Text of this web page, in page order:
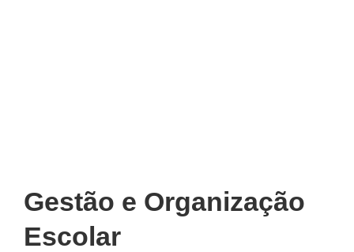
Gestão e Organização
Escolar